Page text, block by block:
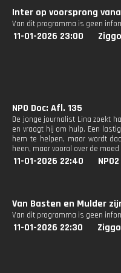
Inter op voorsprong
Van dit programma is geen
11-01-2026 23:00 Ziggo
NPO Doc: Afl. 135
De jonge journalist Lina zoekt
en vraagt hij om hulp. Een
hem te helpen, maar wordt
heen, maar vooral over de
11-01-2026 22:40 NPO2
Van Basten en Mulder
Van dit programma is geen
11-01-2026 22:30 Ziggo